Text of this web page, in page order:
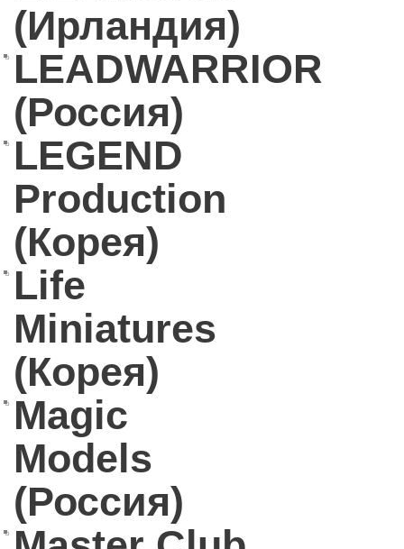
(Ирландия)
LEADWARRIOR
(Россия)
LEGEND
Production
(Корея)
Life
Miniatures
(Корея)
Magic
Models
(Россия)